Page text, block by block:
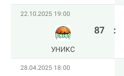
22.10.2025 19:00
УНИКС
87 :
28.04.2025 18:00